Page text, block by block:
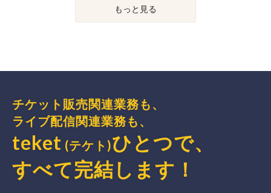
もっと見る
チケット販売関連業務も、
ライブ配信関連業務も、
teket (テケト)ひとつで、
すべて完結 します ！